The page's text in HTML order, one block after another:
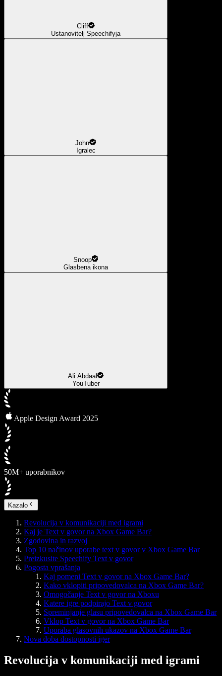
Cliff
Ustanovitelj Speechifyja
John
Igralec
Snoop
Glasbena ikona
Ali Abdaal
YouTuber
Apple Design Award 2025
50M+ uporabnikov
Kazalo
Revolucija v komunikaciji med igrami
Kaj je Text v govor na Xbox Game Bar?
Zgodovina in razvoj
Top 10 načinov uporabe text v govor v Xbox Game Bar
Preizkusite Speechify Text v govor
Pogosta vprašanja
Kaj pomeni Text v govor na Xbox Game Bar?
Kako vklopiti pripovedovalca na Xbox Game Bar?
Omogočanje Text v govor na Xboxu
Katere igre podpirajo Text v govor
Spreminjanje glasu pripovedovalca na Xbox Game Bar
Vklop Text v govor na Xbox Game Bar
Uporaba glasovnih ukazov na Xbox Game Bar
Nova doba dostopnosti iger
Revolucija v komunikaciji med igrami